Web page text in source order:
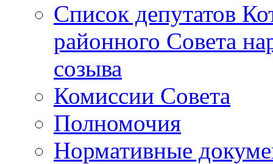
Список депутатов
районного Совета
созыва
Комиссии Совета
Полномочия
Нормативные